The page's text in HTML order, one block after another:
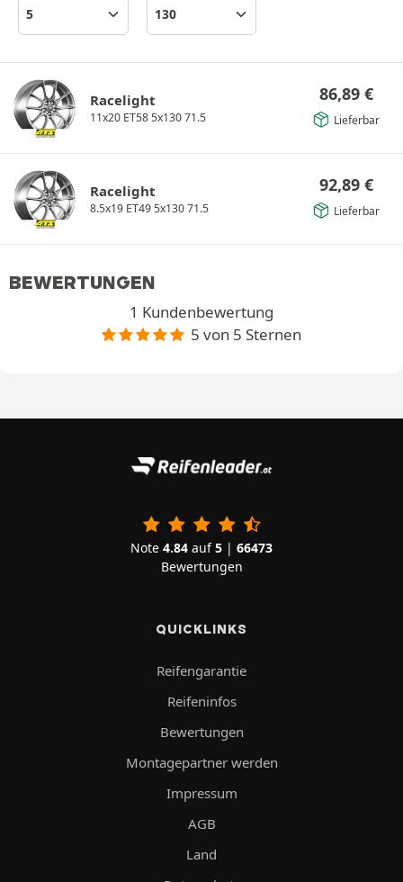
Racelight
11x20 ET58 5x130 71.5
86,89 €
Lieferbar
Racelight
8.5x19 ET49 5x130 71.5
92,89 €
Lieferbar
BEWERTUNGEN
1 Kundenbewertung
5 von 5 Sternen
Note 4.84 auf5 | 66473
Bewertungen
QUICKLINKS
Reifengarantie
Reifeninfos
Bewertungen
Montagepartner werden
Impressum
AGB
Land